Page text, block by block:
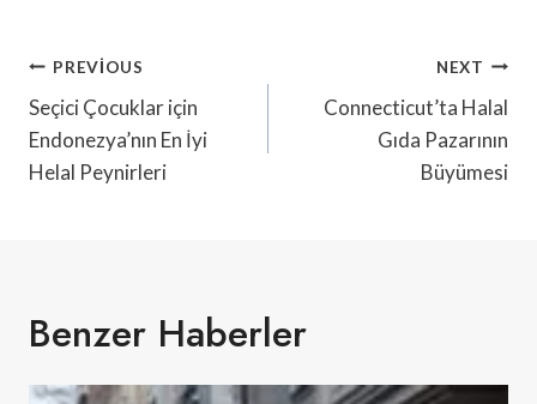
Yazı
Gezinmesi
PREVIOUS
Seçici Çocuklar için
Endonezya’nın En İyi
Helal Peynirleri
NEXT
Connecticut’ta Halal
Gıda Pazarının
Büyümesi
Benzer Haberler